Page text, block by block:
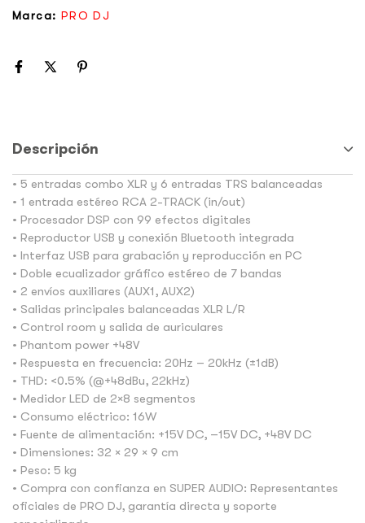
Marca: PRO DJ
Descripción
• 5 entradas combo XLR y 6 entradas TRS balanceadas
• 1 entrada estéreo RCA 2-TRACK (in/out)
• Procesador DSP con 99 efectos digitales
• Reproductor USB y conexión Bluetooth integrada
• Interfaz USB para grabación y reproducción en PC
• Doble ecualizador gráfico estéreo de 7 bandas
• 2 envíos auxiliares (AUX1, AUX2)
• Salidas principales balanceadas XLR L/R
• Control room y salida de auriculares
• Phantom power +48V
• Respuesta en frecuencia: 20Hz – 20kHz (±1dB)
• THD: <0.5% (@+48dBu, 22kHz)
• Medidor LED de 2×8 segmentos
• Consumo eléctrico: 16W
• Fuente de alimentación: +15V DC, –15V DC, +48V DC
• Dimensiones: 32 × 29 × 9 cm
• Peso: 5 kg
• Compra con confianza en SUPER AUDIO: Representantes
oficiales de PRO DJ, garantía directa y soporte